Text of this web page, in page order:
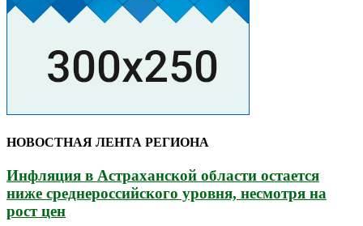
НОВОСТНАЯ ЛЕНТА РЕГИОНА
Инфляция в Астраханской области остается
ниже среднероссийского уровня, несмотря на
рост цен